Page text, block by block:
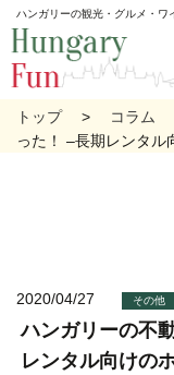
ハンガリーの観光・グルメ・ワ
トップ コラム
った！ –長期レンタル
2020/04/27 その他
ハンガリーの不
レンタル向けの